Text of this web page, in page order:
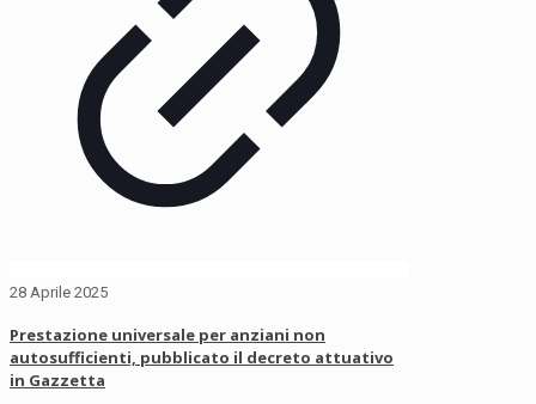
28 Aprile 2025
Prestazione universale per anziani non
autosufficienti, pubblicato il decreto attuativo
in Gazzetta